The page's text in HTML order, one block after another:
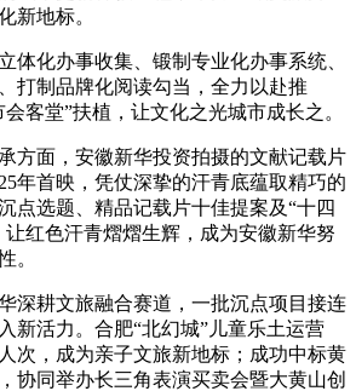
新地标。
化办事收集、锻制专业化办事系统、
打制品牌化阅读勾当，全力以赴推
客堂”扶植，让文化之光城市成长之。
面，安徽新华投资拍摄的文献记载片
年首映，凭仗深挚的汗青底蕴取精巧的
点选题、精品记载片十佳提案及“十四
让红色汗青熠熠生辉，成为安徽新华努
。
耕文旅融合赛道，一批沉点项目接连
新活力。合肥“北幻城”儿童乐土运营
次，成为亲子文旅新地标；成功中标黄
协同举办长三角表演买卖会暨大黄山创